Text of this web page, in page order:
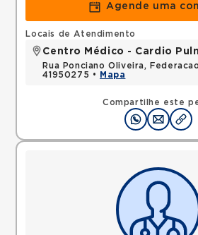
Agende uma
Compartilhe este
Locais de Atendimento
Centro Médico - Cardio
Rua Ponciano Oliveira,
41950275 •
Mapa